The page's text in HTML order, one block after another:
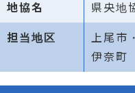
県央地
上尾市
伊奈町